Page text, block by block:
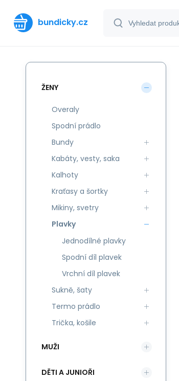
bundicky.cz
ŽENY
Overaly
Spodní prádlo
Bundy
Kabáty, vesty, saka
Kalhoty
Kraťasy a šortky
Mikiny, svetry
Plavky
Jednodílné plavky
Spodní díl plavek
Vrchní díl plavek
Sukně, šaty
Termo prádlo
Trička, košile
MUŽI
DĚTI A JUNIOŘI